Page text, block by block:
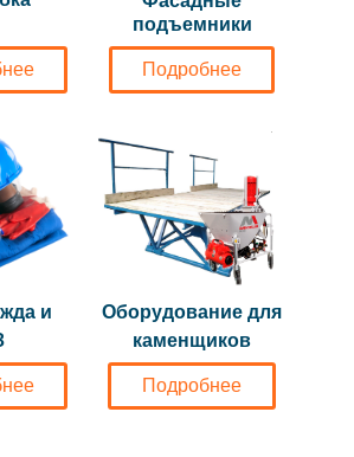
и
подъемники
Подробнее
Подробнее
Оборудование для
каменщиков